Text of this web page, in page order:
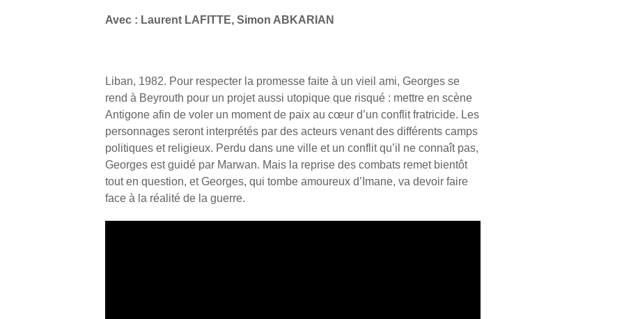
Avec : Laurent LAFITTE, Simon ABKARIAN
Liban, 1982. Pour respecter la promesse faite à un vieil ami, Georges se
rend à Beyrouth pour un projet aussi utopique que risqué : mettre en scène
Antigone afin de voler un moment de paix au cœur d’un conflit fratricide. Les
personnages seront interprétés par des acteurs venant des différents camps
politiques et religieux. Perdu dans une ville et un conflit qu’il ne connaît pas,
Georges est guidé par Marwan. Mais la reprise des combats remet bientôt
tout en question, et Georges, qui tombe amoureux d’Imane, va devoir faire
face à la réalité de la guerre.